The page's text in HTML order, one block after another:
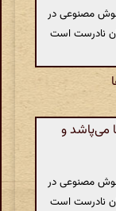
مصنوعی در
نادرست است
می‌پاشد و
مصنوعی در
نادرست است